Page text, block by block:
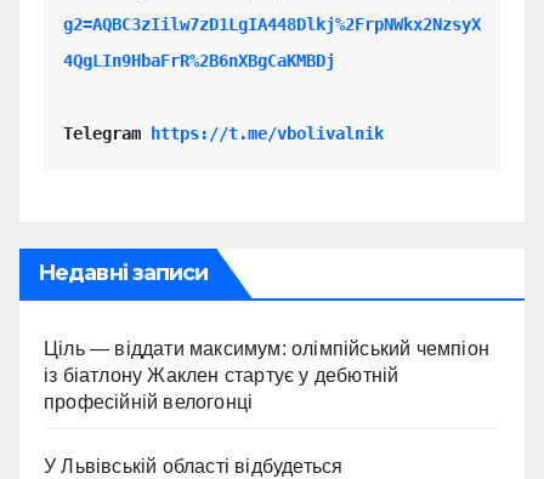
g2=AQBC3zIilw7zD1LgIA448Dlkj%2FrpNWkx2NzsyX
4QgLIn9HbaFrR%2B6nXBgCaKMBDj
Telegram https://t.me/vbolivalnik
Недавні записи
Ціль — віддати максимум: олімпійський чемпіон
із біатлону Жаклен стартує у дебютній
професійній велогонці
У Львівській області відбудеться